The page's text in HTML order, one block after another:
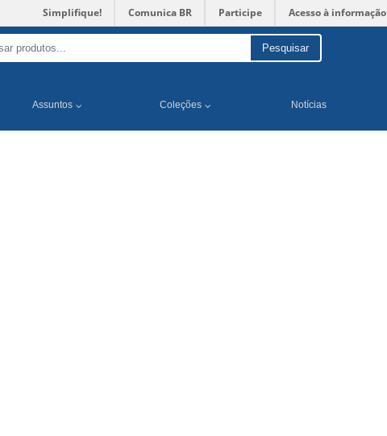
Simplifique! Comunica BR Participe Acesso à informação
Pesquisar
Assuntos Coleções Notícias